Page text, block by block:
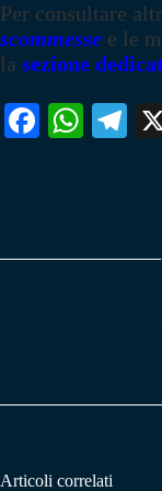
Per consultare
scommesse e le
la sezione
Fa W
pp
Te
m
Articoli correlati